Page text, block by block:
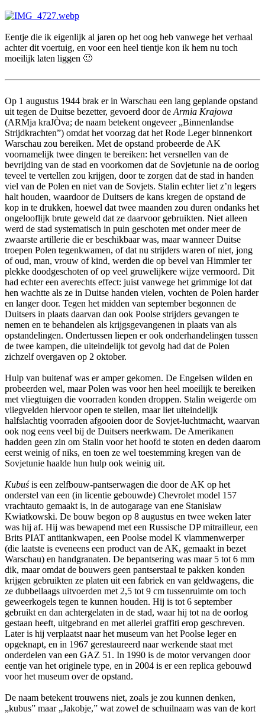
Eentje die ik eigenlijk al jaren op het oog heb vanwege het verhaal
achter dit voertuig, en voor een heel tientje kon ik hem nu toch
moeilijk laten liggen 🙂
Op 1 augustus 1944 brak er in Warschau een lang geplande opstand
uit tegen de Duitse bezetter, gevoerd door de Armia Krajowa
(ARMja kraJÒva; de naam betekent ongeveer „Binnenlandse
Strijdkrachten”) omdat het voorzag dat het Rode Leger binnenkort
Warschau zou bereiken. Met de opstand probeerde de AK
voornamelijk twee dingen te bereiken: het versnellen van de
bevrijding van de stad en voorkomen dat de Sovjetunie na de oorlog
teveel te vertellen zou krijgen, door te zorgen dat de stad in handen
viel van de Polen en niet van de Sovjets. Stalin echter liet z’n legers
halt houden, waardoor de Duitsers de kans kregen de opstand de
kop in te drukken, hoewel dat twee maanden zou duren ondanks het
ongelooflijk brute geweld dat ze daarvoor gebruikten. Niet alleen
werd de stad systematisch in puin geschoten met onder meer de
zwaarste artillerie die er beschikbaar was, maar wanneer Duitse
troepen Polen tegenkwamen, of dat nu strijders waren of niet, jong
of oud, man, vrouw of kind, werden die op bevel van Himmler ter
plekke doodgeschoten of op veel gruwelijkere wijze vermoord. Dit
had echter een averechts effect: juist vanwege het grimmige lot dat
hen wachtte als ze in Duitse handen vielen, vochten de Polen harder
en langer door. Tegen het midden van september begonnen de
Duitsers in plaats daarvan dan ook Poolse strijders gevangen te
nemen en te behandelen als krijgsgevangenen in plaats van als
opstandelingen. Ondertussen liepen er ook onderhandelingen tussen
de twee kampen, die uiteindelijk tot gevolg had dat de Polen
zichzelf overgaven op 2 oktober.
Hulp van buitenaf was er amper gekomen. De Engelsen wilden en
probeerden wel, maar Polen was voor hen heel moeilijk te bereiken
met vliegtuigen die voorraden konden droppen. Stalin weigerde om
vliegvelden hiervoor open te stellen, maar liet uiteindelijk
halfslachtig voorraden afgooien door de Sovjet-luchtmacht, waarvan
ook nog eens veel bij de Duitsers neerkwam. De Amerikanen
hadden geen zin om Stalin voor het hoofd te stoten en deden daarom
eerst weinig of niks, en toen ze wel toestemming kregen van de
Sovjetunie haalde hun hulp ook weinig uit.
Kubuśis een zelfbouw-pantserwagen die door de AK op het
onderstel van een (in licentie gebouwde) Chevrolet model 157
vrachtauto gemaakt is, in de autogarage van ene Stanisław
Kwiatkowski. De bouw begon op 8 augustus en twee weken later
was hij af. Hij was bewapend met een Russische DP mitrailleur, een
Brits PIAT antitankwapen, een Poolse model K vlammenwerper
(die laatste is eveneens een product van de AK, gemaakt in bezet
Warschau) en handgranaten. De bepantsering was maar 5 tot 6 mm
dik, maar omdat de bouwers geen pantserstaal te pakken konden
krijgen gebruikten ze platen uit een fabriek en van geldwagens, die
ze dubbellaags uitvoerden met 2,5 tot 9 cm tussenruimte om toch
geweerkogels tegen te kunnen houden. Hij is tot 6 september
gebruikt en dan achtergelaten in de stad, waar hij tot na de oorlog
gestaan heeft, uitgebrand en met allerlei graffiti erop geschreven.
Later is hij verplaatst naar het museum van het Poolse leger en
opgeknapt, en in 1967 gerestaureerd naar werkende staat met
onderdelen van een GAZ 51. In 1990 is de motor vervangen door
eentje van het originele type, en in 2004 is er een replica gebouwd
voor het museum over de opstand.
De naam betekent trouwens niet, zoals je zou kunnen denken,
„kubus” maar „Jakobje,” wat zowel de schuilnaam was van de kort